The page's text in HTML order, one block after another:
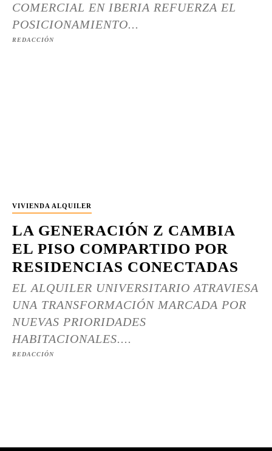
COMERCIAL EN IBERIA REFUERZA EL
POSICIONAMIENTO...
REDACCIÓN
VIVIENDA ALQUILER
LA GENERACIÓN Z CAMBIA
EL PISO COMPARTIDO POR
RESIDENCIAS CONECTADAS
EL ALQUILER UNIVERSITARIO ATRAVIESA
UNA TRANSFORMACIÓN MARCADA POR
NUEVAS PRIORIDADES
HABITACIONALES....
REDACCIÓN